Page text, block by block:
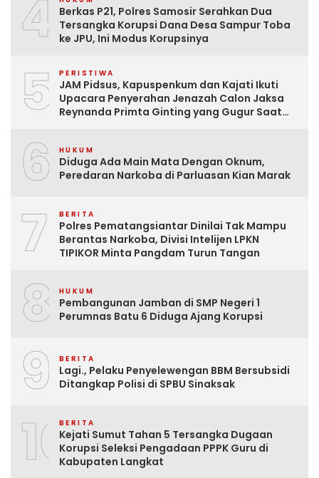
4
Berkas P21, Polres Samosir Serahkan Dua
Tersangka Korupsi Dana Desa Sampur Toba
ke JPU, Ini Modus Korupsinya
5 PERISTIWA
JAM Pidsus, Kapuspenkum dan Kajati Ikuti
Upacara Penyerahan Jenazah Calon Jaksa
Reynanda Primta Ginting yang Gugur Saat
6 HUKUM
Diduga Ada Main Mata Dengan Oknum,
Peredaran Narkoba di Parluasan Kian Marak
7 BERITA
Polres Pematangsiantar Dinilai Tak Mampu
Berantas Narkoba, Divisi Intelijen LPKN
TIPIKOR Minta Pangdam Turun Tangan
8 HUKUM
Pembangunan Jamban di SMP Negeri 1
Perumnas Batu 6 Diduga Ajang Korupsi
9 BERITA
Lagi., Pelaku Penyelewengan BBM Bersubsidi
Ditangkap Polisi di SPBU Sinaksak
10BERITA
Kejati Sumut Tahan 5 Tersangka Dugaan
Korupsi Seleksi Pengadaan PPPK Guru di
Kabupaten Langkat